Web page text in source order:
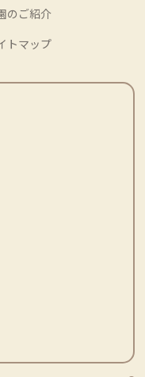
のご紹介
トマップ